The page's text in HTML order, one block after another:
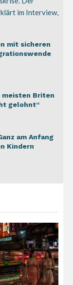
im Interview,
mit sicheren
meisten Briten
gelohnt“
am Anfang
Kindern